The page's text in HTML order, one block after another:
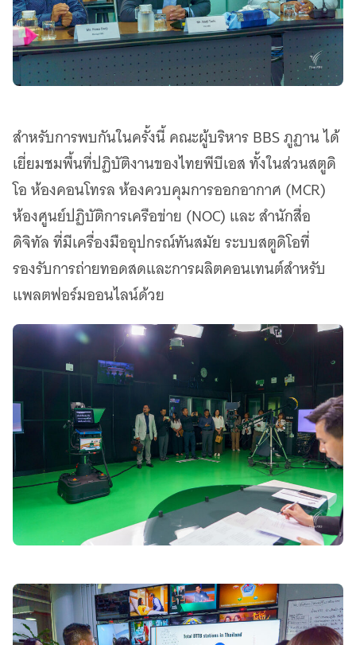
สำหรับการพบกันในครั้งนี้ คณะผู้บริหาร BBS ภูฏาน ได้
เยี่ยมชมพื้นที่ปฏิบัติงานของไทยพีบีเอส ทั้งในส่วนสตูดิ
โอ ห้องคอนโทรล ห้องควบคุมการออกอากาศ (MCR)
ห้องศูนย์ปฏิบัติการเครือข่าย (NOC) และ สำนักสื่อ
ดิจิทัล ที่มีเครื่องมืออุปกรณ์ทันสมัย ระบบสตูดิโอที่
รองรับการถ่ายทอดสดและการผลิตคอนเทนต์สำหรับ
แพลตฟอร์มออนไลน์ด้วย